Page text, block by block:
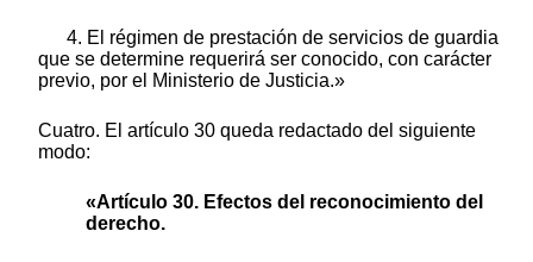
4. El régimen de prestación de servicios de guardia
que se determine requerirá ser conocido, con carácter
previo, por el Ministerio de Justicia.»
Cuatro. El artículo 30 queda redactado del siguiente
modo:
«Artículo 30. Efectos del reconocimiento del
derecho.